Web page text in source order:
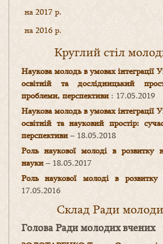
на 2017 р.
на 2016 р.
Круглий стіл
Наукова молодь в умовах інтеграції
освітній та дослідницький
проблеми, перспективи : 17.05.2019
Наукова молодь в умовах інтеграції
освітній та науковий простір:
перспективи– 18.05.2018
Роль наукової молоді в розвитку
науки– 18.05.2017
Роль наукової молоді в розвитку
17.05.2016
Склад Ради
Голова Ради молодих вчених